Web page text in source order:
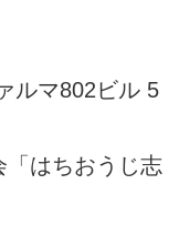
ルマ802ビル 5
「はちおうじ志